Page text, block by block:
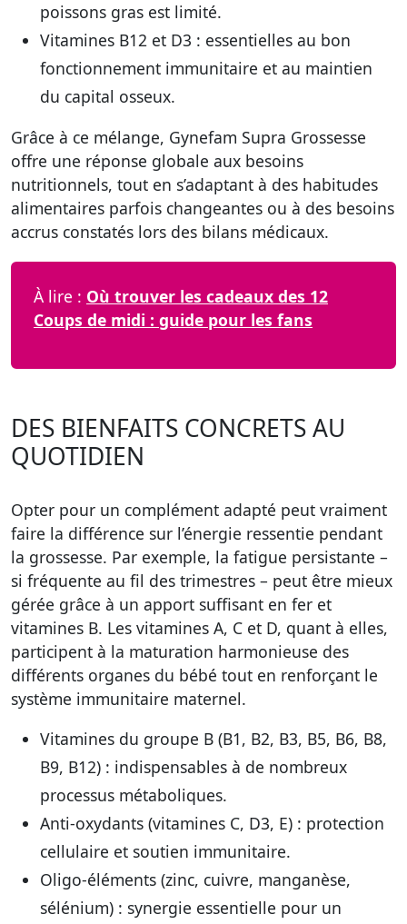
poissons gras est limité.
Vitamines B12 et D3 : essentielles au bon
fonctionnement immunitaire et au maintien
du capital osseux.
Grâce à ce mélange, Gynefam Supra Grossesse
offre une réponse globale aux besoins
nutritionnels, tout en s’adaptant à des habitudes
alimentaires parfois changeantes ou à des besoins
accrus constatés lors des bilans médicaux.
À lire : Où trouver les cadeaux des 12
Coups de midi : guide pour les fans
DES BIENFAITS CONCRETS AU
QUOTIDIEN
Opter pour un complément adapté peut vraiment
faire la différence sur l’énergie ressentie pendant
la grossesse. Par exemple, la fatigue persistante –
si fréquente au fil des trimestres – peut être mieux
gérée grâce à un apport suffisant en fer et
vitamines B. Les vitamines A, C et D, quant à elles,
participent à la maturation harmonieuse des
différents organes du bébé tout en renforçant le
système immunitaire maternel.
Vitamines du groupe B (B1, B2, B3, B5, B6, B8,
B9, B12) : indispensables à de nombreux
processus métaboliques.
Anti-oxydants (vitamines C, D3, E) : protection
cellulaire et soutien immunitaire.
Oligo-éléments (zinc, cuivre, manganèse,
sélénium) : synergie essentielle pour un